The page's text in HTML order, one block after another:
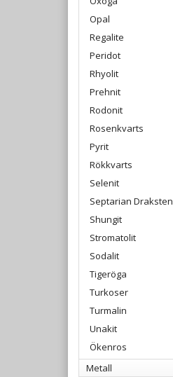
Opal
Regalite
Peridot
Rhyolit
Prehnit
Rodonit
Rosenkvarts
Pyrit
Rökkvarts
Selenit
Septarian Draksten
Shungit
Stromatolit
Sodalit
Tigeröga
Turkoser
Turmalin
Unakit
Ökenros
Metall